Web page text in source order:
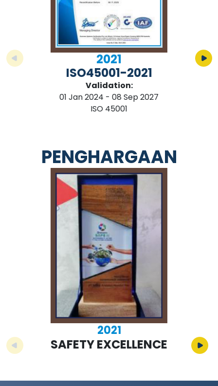
2021
ISO45001-2021
Validation:
01 Jan 2024 - 08 Sep 2027
ISO 45001
PENGHARGAAN
2021
SAFETY EXCELLENCE